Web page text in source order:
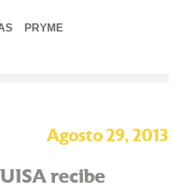
PRYME
Agosto 29, 2013
recibe